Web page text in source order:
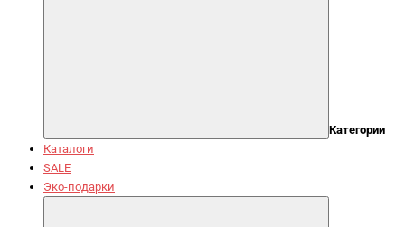
Категории
Каталоги
SALE
Эко-подарки